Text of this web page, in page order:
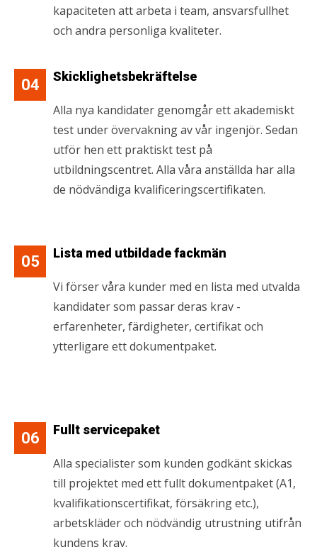
kapaciteten att arbeta i team, ansvarsfullhet
och andra personliga kvaliteter.
04 Skicklighetsbekräftelse
Alla nya kandidater genomgår ett akademiskt
test under övervakning av vår ingenjör. Sedan
utför hen ett praktiskt test på
utbildningscentret. Alla våra anställda har alla
de nödvändiga kvalificeringscertifikaten.
05 Lista med utbildade fackmän
Vi förser våra kunder med en lista med utvalda
kandidater som passar deras krav -
erfarenheter, färdigheter, certifikat och
ytterligare ett dokumentpaket.
06 Fullt servicepaket
Alla specialister som kunden godkänt skickas
till projektet med ett fullt dokumentpaket (A1,
kvalifikationscertifikat, försäkring etc.),
arbetskläder och nödvändig utrustning utifrån
kundens krav.